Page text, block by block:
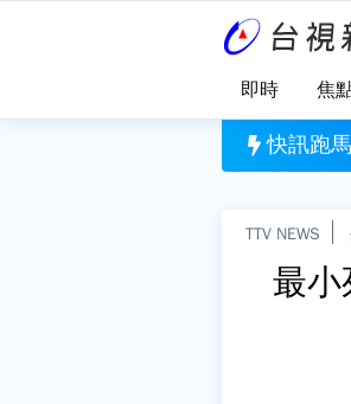
即時 焦
快訊跑馬
生楊承勳姓名公開 楊爸爸：是遲
TTV NEWS
最小